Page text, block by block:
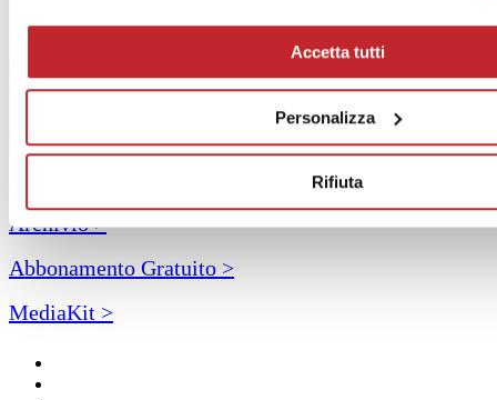
Accetta tutti
Personalizza
Rifiuta
Archivio >
Abbonamento Gratuito >
MediaKit >